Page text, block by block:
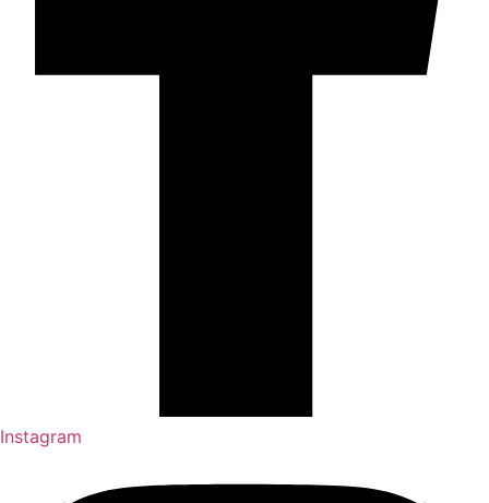
Instagram